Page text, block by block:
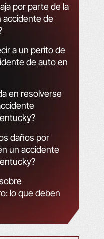
por parte de la
accidente de
a un perito de
de auto en
en resolverse
daños por
un accidente
lo que deben